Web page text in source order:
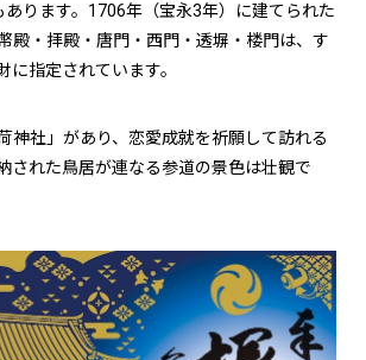
あります。1706年（宝永3年）に建てられた
殿・拝殿・唐門・西門・透塀・楼門は、す
に指定されています。
神社」があり、恋愛成就を祈願して訪れる
された鳥居が連なる参道の景色は壮観で